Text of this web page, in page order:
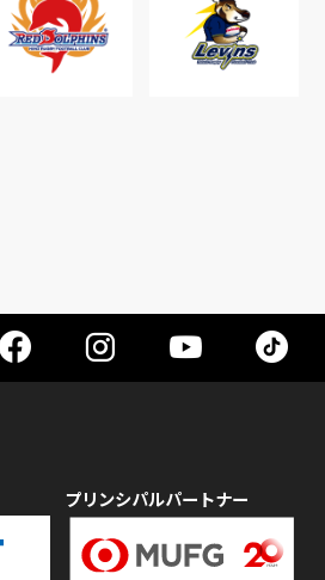
プリンシパルパートナー